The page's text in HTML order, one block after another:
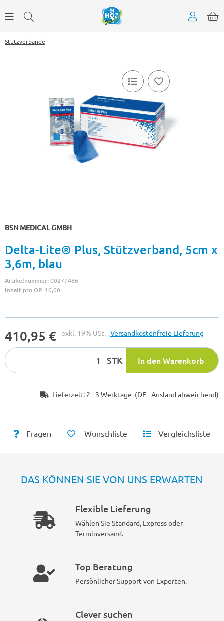
Stützverbände
BSN MEDICAL GMBH
Delta-Lite® Plus, Stützverband, 5cm x
3,6m, blau
Artikelnummer:00277486
Inhalt pro OP: 10,00
410,95 € exkl. 19% USt. ,Versandkostenfreie Lieferung
STK In den Warenkorb
Lieferzeit: 2 - 3 Werktage (DE - Ausland abweichend)
Fragen Wunschliste Vergleichsliste
DAS KÖNNEN SIE VON UNS ERWARTEN
Flexible Lieferung
Wählen Sie Standard, Express oder
Terminversand.
Top Beratung
Persönlicher Support von Experten.
Clever suchen